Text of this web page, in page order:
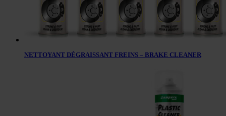
NETTOYANT DÉGRAISSANT FREINS – BRAKE CLEANER